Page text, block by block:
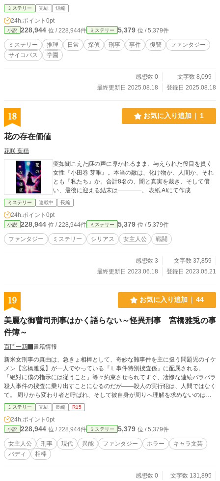
ミステリー 完結 短編
24h.ポイント 0pt
小説 228,944 位 / 228,944件 ミステリー 5,379 位 / 5,379件
ミステリー 推理 日常 探偵 刑事 事件 復讐
ファンタジー
サイコパス
学園
感想数 0
文字数 8,099
最終更新日 2025.08.18
登録日 2025.08.18
18 お気に入り追加 1
花の存在価値
花咲 葉穏
突如聞こえた謎の声に導かれるまま、与えられた役目を貫く
女性『小田巻 芽唯』。本当の敵は、化け物か、人間か、それ
とも『私たち』か。合計8名の、闇と真実を裁き、そして償
い、最後に迎える結末は━━━━。 表紙 AIにて作成
ミステリー 連載中 長編
24h.ポイント 0pt
小説 228,944 位 / 228,944件 ミステリー 5,379 位 / 5,379件
ファンタジー ミステリー シリアス 女主人公 戦闘
感想数 3
文字数 37,859
最終更新日 2023.06.18
登録日 2023.05.21
19 お気に入り追加 44
美麗な御曹司刑事はかく語らない～怪異刑事 宮橋雅兎の事
件簿～
百門一新
書籍情報
新米女刑事の真由は、急きょ相棒として、奇妙な難事件を主に扱う問題児のイケ
メン【宮橋雅兎】が一人でやっている『Ｌ事件特別捜査係』に配属される。
「絶対に僕の指示には従うこと」等々約束させられてすぐ、凄惨な連続バラバラ
殺人事件の捜査に乗り出すことになるのだが――殺人の実行犯は、人間ではなく
て。 周りから変わり者と呼ばれ、そして彼自身が周りへ理解を求めないのは―
―彼が『見え過ぎる目』を持っていたからだった。 ※「小説家になろう」「ノ
ベマ！」「カクヨム」にも掲載しています。
ミステリー 完結 長編 R15
24h.ポイント 0pt
小説 228,944 位 / 228,944件 ミステリー 5,379 位 / 5,379件
女主人公 刑事 現代 異能 ファンタジー ホラー
キャラ文芸
バディ
相棒
感想数 0
文字数 131,895